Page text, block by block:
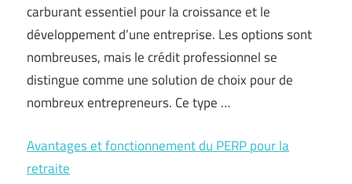
carburant essentiel pour la croissance et le
développement d’une entreprise. Les options sont
nombreuses, mais le crédit professionnel se
distingue comme une solution de choix pour de
nombreux entrepreneurs. Ce type …
Avantages et fonctionnement du PERP pour la
retraite